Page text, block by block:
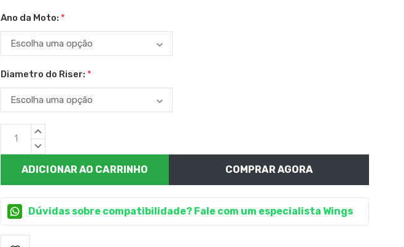
Ano da Moto: *
Diametro do Riser: *
Estoque
atual:
QUANTIDADE
QUANTIDADE
COMPRAR AGORA
Dúvidas sobre compatibilidade? Fale com um especialista Wings